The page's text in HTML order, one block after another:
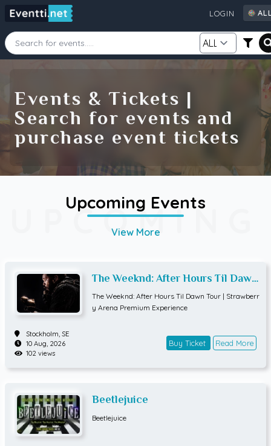
Source
LOGIN
AU
DE
FI
GB
IE
Events & Tickets |
Search for events and
purchase event tickets
UPCOMING
Upcoming Events
View More
The Weeknd: After Hours Til Dawn
Tour | Strawberry Arena Premium
Experience
The Weeknd: After Hours Til Dawn Tour | Strawberr
y Arena Premium Experience
Stockholm, SE
10 Aug, 2026
102 views
Buy Ticket Read More
Beetlejuice
Beetlejuice